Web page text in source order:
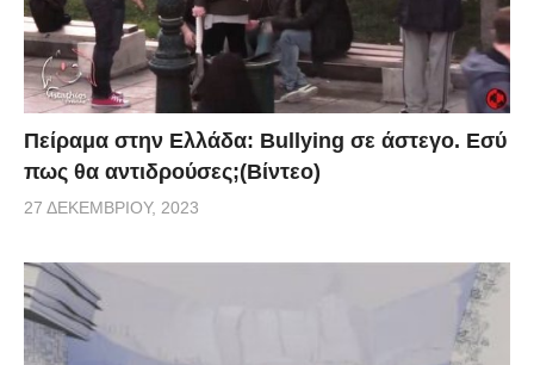
Πείραμα στην Ελλάδα: Bullying σε άστεγο. Εσύ
πως θα αντιδρούσες;(Βίντεο)
27 ΔΕΚΕΜΒΡΊΟΥ, 2023